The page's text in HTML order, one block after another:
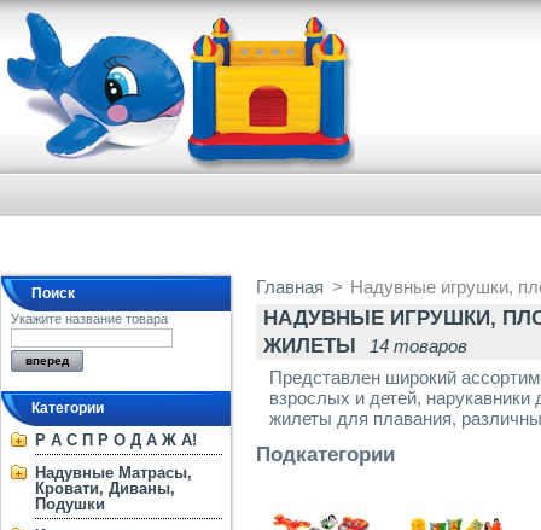
Поиск
Укажите название товара
Категории
Р А С П Р О Д А Ж А!
Надувные Матрасы,
Кровати, Диваны,
Подушки
Главная > Надувные игрушки,
НАДУВНЫЕ ИГРУШКИ,
ЖИЛЕТЫ
14 товаров
Представлен широкий
взрослых и детей, нарукавники
жилеты для плавания,
Подкатегории